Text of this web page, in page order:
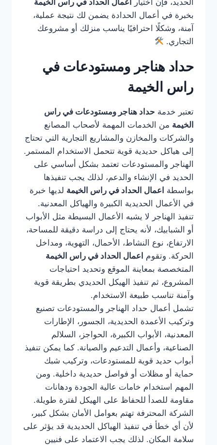
الحديد، فإن اختيار
اعمال الحداد في راس الخيمة
بخبرة في أعمال الحدادة يضمن لك نتيجة عملية،
آمنة، وشكلًا احترافيًا يناسب منزلك أو مشروعك
التجاري.
حداد هناجر ومستودعات في
راس الخيمة
تعتبر خدمة حداد هناجر ومستودعات في راس
الخيمة من الخدمات المهمة لأصحاب المصانع
والشركات والمخازن والمشاريع التجارية التي تحتاج
إلى هياكل حديدية قوية تتحمل الاستخدام المستمر.
الهناجر والمستودعات تعتمد بشكل أساسي على
الحديد في الإنشاء والدعم، لذلك يجب تنفيذها
بواسطة اعمال الحداد في راس الخيمة لديها خبرة
في الأعمال الحديدية الكبيرة والهياكل المعدنية.
تنفيذ الهناجر لا يشبه الأعمال البسيطة مثل الأبواب
أو الشبابيك، لأنه يحتاج إلى دراسة دقيقة للمساحة،
الارتفاع، نوع النشاط، الأحمال، التهوية، ومداخل
الحركة. وتقوم اعمال الحداد في راس الخيمة
المتخصصة بمعاينة الموقع وتحديد احتياجات
المشروع، ثم تنفيذ الهيكل الحديدي بطريقة قوية
وآمنة تناسب طبيعة الاستخدام.
تشمل أعمال حداد الهناجر والمستودعات تصنيع
وتركيب الأعمدة الحديدية، الجسور، الإطارات
المعدنية، الأبواب الكبيرة، الحواجز، السلالم
الصناعية، وأعمال التدعيم والصيانة. كما يمكن تنفيذ
أبواب حديد قوية للمستودعات، وتركيب شبك
حماية أو مظلات أو فواصل حديدية داخلية. ومن
المهم استخدام خامات عالية الجودة ودهانات
مقاومة للصدأ للحفاظ على الهيكل لفترة طويلة.
الشركة المحترفة تهتم بعوامل الأمان بشكل كبير،
لأن أي خطأ في تنفيذ الهياكل الحديدية قد يؤثر على
سلامة المكان. لذلك يجب الاعتماد على فنيين